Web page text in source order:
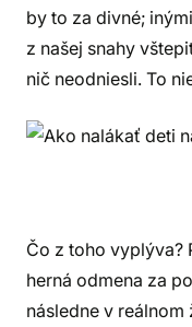
by to za divné;
z našej snahy
nič neodniesli. To
Čo z toho vyplýva?
herná odmena za
následne v